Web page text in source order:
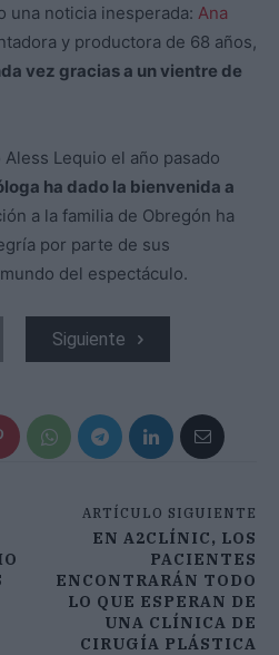
una noticia inesperada: Ana
y productora de 68 años,
vez gracias a un vientre de
Lequio el año pasado
ha dado la bienvenida a
a la familia de Obregón ha
por parte de sus
del espectáculo.
Siguiente
ARTÍCULO SIGUIENTE
EN A2CLÍNIC, LOS
PACIENTES
ENCONTRARÁN TODO
LO QUE ESPERAN DE
UNA CLÍNICA DE
CIRUGÍA PLÁSTICA